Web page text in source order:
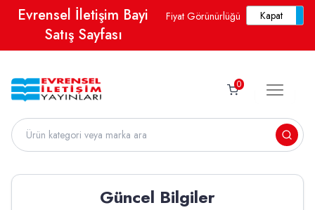
Evrensel İletişim Bayi
Satış Sayfası
Fiyat Görünürlüğü
0
Güncel Bilgiler